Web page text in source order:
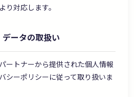
り対応します。
ータの取扱い
ートナーから提供された個人情報
シーポリシーに従って取り扱いま